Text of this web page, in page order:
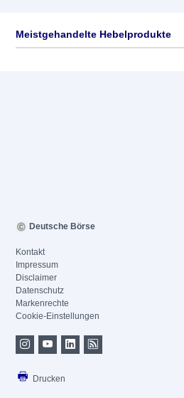
Meistgehandelte Hebelprodukte
Deutsche Börse
Kontakt
Impressum
Disclaimer
Datenschutz
Markenrechte
Cookie-Einstellungen
Drucken